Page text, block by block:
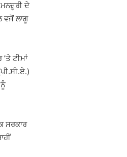
ਦੇ
ਵਜੋਂ ਲਾਗੂ
ਟੀਮਾਂ
ਸਰਕਾਰ